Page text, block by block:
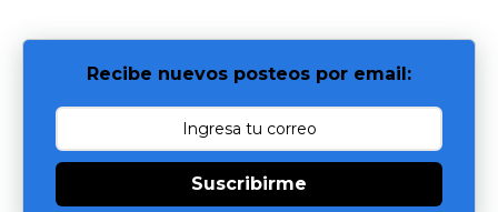
Recibe nuevos posteos por email:
Suscribirme